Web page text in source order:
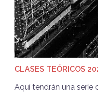
CLASES TEÓRICOS
Aquí tendrán una serie